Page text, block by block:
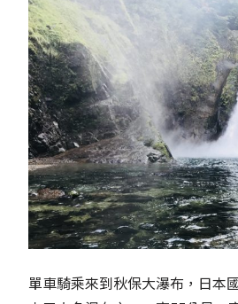
單車騎乘來到秋保大瀑布，日本